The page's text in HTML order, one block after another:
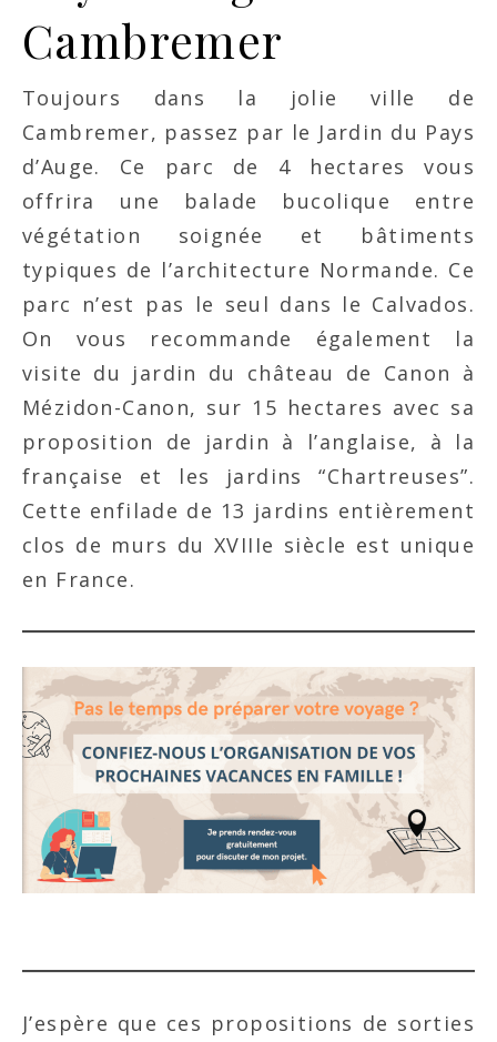
Cambremer
Toujours dans la jolie ville de
Cambremer, passez par le Jardin du Pays
d’Auge. Ce parc de 4 hectares vous
offrira une balade bucolique entre
végétation soignée et bâtiments
typiques de l’architecture Normande. Ce
parc n’est pas le seul dans le Calvados.
On vous recommande également la
visite du jardin du château de Canon à
Mézidon-Canon, sur 15 hectares avec sa
proposition de jardin à l’anglaise, à la
française et les jardins “Chartreuses”.
Cette enfilade de 13 jardins entièrement
clos de murs du XVIIIe siècle est unique
en France.
J’espère que ces propositions de sorties